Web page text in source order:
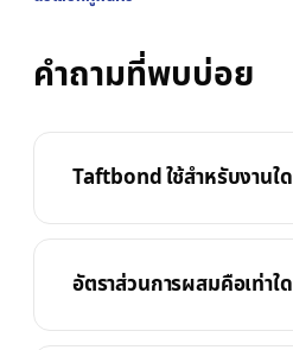
คำถามที่พบบ่อย
Taftbond ใช้สำหรับงานใด
อัตราส่วนการผสมคือเท่าใด